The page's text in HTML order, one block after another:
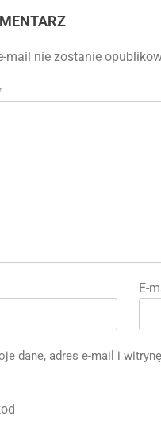
mail nie zostanie
E-
dane, adres e-mail i